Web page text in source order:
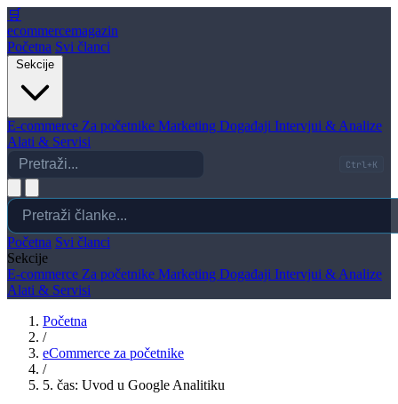
🛒
ecommercemagazin
Početna Svi članci
Sekcije
E-commerce Za početnike Marketing Događaji Intervjui & Analize
Alati & Servisi
Ctrl+K
Početna Svi članci
Sekcije
E-commerce Za početnike Marketing Događaji Intervjui & Analize
Alati & Servisi
Početna
/
eCommerce za početnike
/
5. čas: Uvod u Google Analitiku